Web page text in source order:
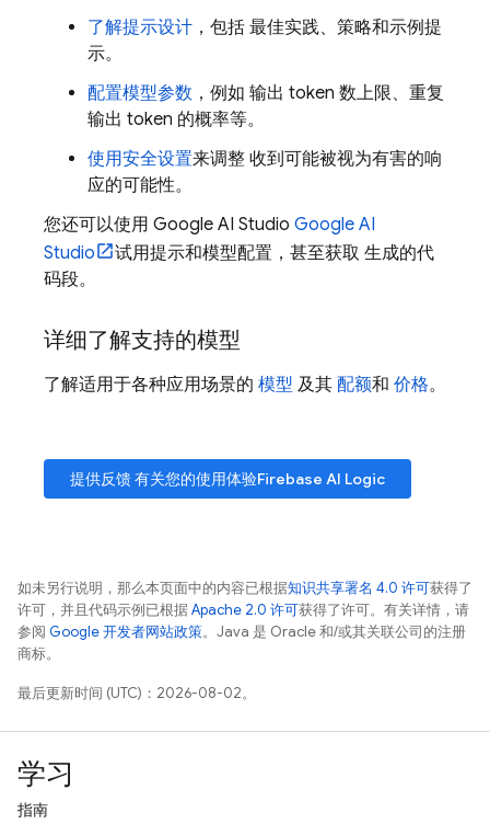
了解提示设计 ，包括 最佳实践、策略和示例提
示。
配置模型参数 ，例如 输出 token 数上限、重复
输出 token 的概率等。
使用安全设置来调整 收到可能被视为有害的响
应的可能性。
您还可以使用 Google AI Studio Google AI
Studio
试用提示和模型配置，甚至获取 生成的代
码段。
详细了解支持的模型
了解适用于各种应用场景的 模型 及其 配额和 价格。
提供反馈 有关您的使用体验Firebase AI Logic
如未另行说明，那么本页面中的内容已根据知识共享署名 4.0 许可获得了
许可，并且代码示例已根据Apache 2.0 许可获得了许可。有关详情，请
参阅 Google 开发者网站政策。Java 是 Oracle 和/或其关联公司的注册
商标。
最后更新时间 (UTC)：2026-08-02。
学习
指南